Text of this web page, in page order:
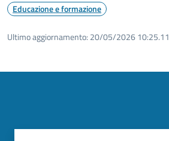
Educazione e formazione
Ultimo aggiornamento: 20/05/2026 10:25.11